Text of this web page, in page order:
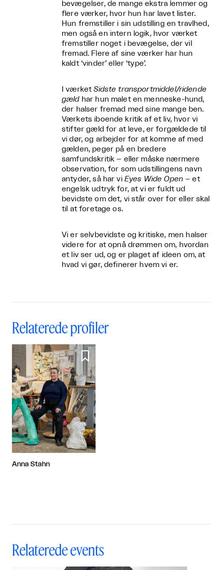
bevægelser, de mange ekstra lemmer og
flere værker, hvor hun har lavet lister.
Hun fremstiller i sin udstilling en travlhed,
men også en intern logik, hvor værket
fremstiller noget i bevægelse, der vil
fremad. Flere af sine værker har hun
kaldt ‘vinder’ eller ‘type’.
I værketSidste transportmiddel/ridende
gældhar hun malet en menneske-hund,
der halser fremad med sine mange ben.
Værkets iboende kritik af et liv, hvor vi
stifter gæld for at leve, er forgældede til
vi dør, og arbejder for at komme af med
gælden, peger på en bredere
samfundskritik – eller måske nærmere
observation, for som udstillingens navn
antyder, så har vi Eyes Wide Open – et
engelsk udtryk for, at vi er fuldt ud
bevidste om det, vi står over for eller skal
til at foretage os.
Vi er selvbevidste og kritiske, men halser
videre for at opnå drømmen om, hvordan
et liv ser ud, og er plaget af ideen om, at
hvad vi gør, definerer hvem vi er.
Relaterede profiler

Anna Stahn
Relaterede events